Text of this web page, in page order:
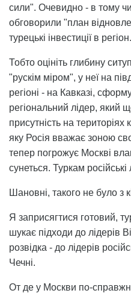
сили". Очевидно - в тому
обговорили "план
турецькі інвестиції в регіон.
Тобто оцініть глибину
"рускім міром", у неї на
регіоні - на Кавказі,
регіональний лідер, який
присутність на
яку Росія вважає зоною
тепер погрожує Москві
сунеться. Туркам
Шановні, такого не було з
Я заприсягтися готовий,
шукає підходи до лідерів
розвідка - до лідерів
Чечні.
От де у Москви по-